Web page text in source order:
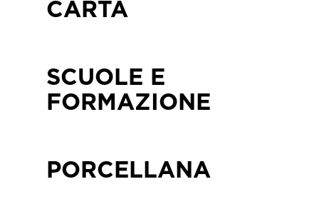
CARTA
SCUOLE E
FORMAZIONE
PORCELLANA